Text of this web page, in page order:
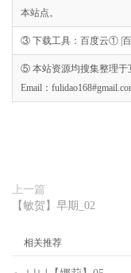
本站点。
③ 下载工具：百度云① |百
⑤ 本站资源均搜集整理于
Email：
上一篇
【敏贺】早期_02
相关推荐